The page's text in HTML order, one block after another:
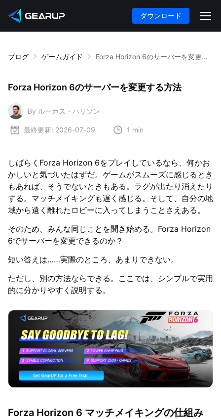
ダウンロード
ブログ ゲームガイド Forza Horizon 6のサーバーを変更する方法
Forza Horizon 6のサーバーを変更する方法
By ルーカス・ハリソン
最終更新: 2026-07-09 1 min
しばらくForza Horizon 6をプレイしているなら、何かお
かしいと気づいたはずだ。ゲームがスムーズに感じるとき
もあれば、そうでないときもある。ラグが出たり消えたり
する。マッチメイキングも遅く感じる。そして、自分の地
域から遠く離れたロビーに入ってしまうことさえある。
そのため、みんな同じことを聞き始める。Forza Horizon
6でサーバーを変更できるのか？
短い答えは……実際のところ、あまりできない。
ただし、別の方法ならできる。ここでは、シンプルで実用
的に分かりやすく説明する。
Forza Horizon 6 マッチメイキングの仕組み